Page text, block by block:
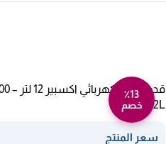
٪13
خصم
XPC-16-12L
سعر المنتج